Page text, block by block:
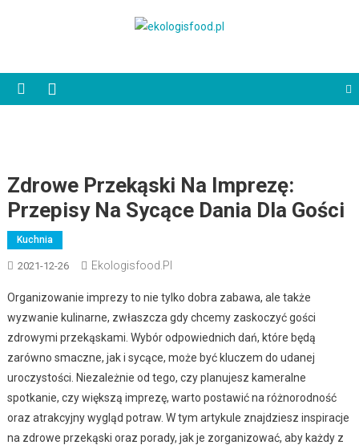
Zdrowe Przekąski Na Imprezę:
Przepisy Na Sycące Dania Dla Gości
Kuchnia
2021-12-26 Ekologisfood.pl
Organizowanie imprezy to nie tylko dobra zabawa, ale także
wyzwanie kulinarne, zwłaszcza gdy chcemy zaskoczyć gości
zdrowymi przekąskami. Wybór odpowiednich dań, które będą
zarówno smaczne, jak i sycące, może być kluczem do udanej
uroczystości. Niezależnie od tego, czy planujesz kameralne
spotkanie, czy większą imprezę, warto postawić na różnorodność
oraz atrakcyjny wygląd potraw. W tym artykule znajdziesz inspiracje
na zdrowe przekąski oraz porady, jak je zorganizować, aby każdy z